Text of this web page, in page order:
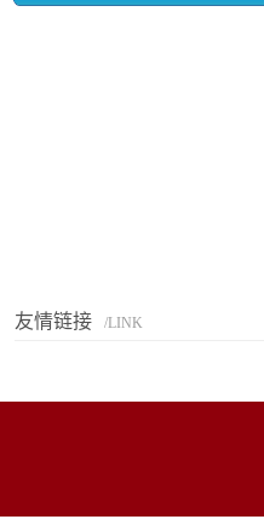
友情链接 /LINK